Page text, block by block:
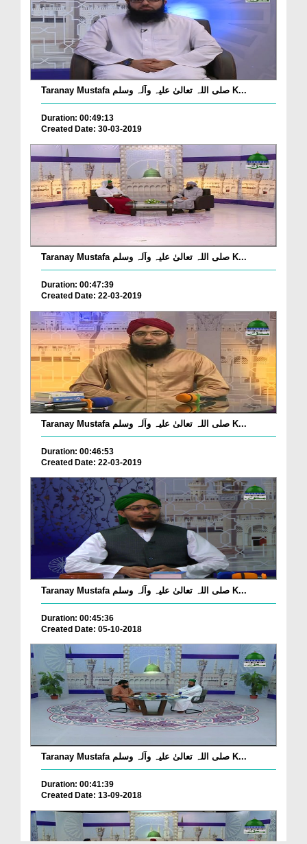
Taranay Mustafa صلی اللہ تعالیٰ علیہ وآلہ وسلم K...
Duration: 00:49:13
Created Date: 30-03-2019
Taranay Mustafa صلی اللہ تعالیٰ علیہ وآلہ وسلم K...
Duration: 00:47:39
Created Date: 22-03-2019
Taranay Mustafa صلی اللہ تعالیٰ علیہ وآلہ وسلم K...
Duration: 00:46:53
Created Date: 22-03-2019
Taranay Mustafa صلی اللہ تعالیٰ علیہ وآلہ وسلم K...
Duration: 00:45:36
Created Date: 05-10-2018
Taranay Mustafa صلی اللہ تعالیٰ علیہ وآلہ وسلم K...
Duration: 00:41:39
Created Date: 13-09-2018